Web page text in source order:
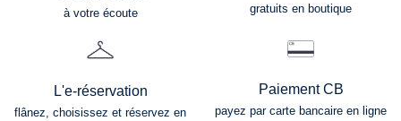
à votre écoute gratuits en boutique
L'e-réservation
flânez, choisissez et réservez en
Paiement CB
payez par carte bancaire en ligne